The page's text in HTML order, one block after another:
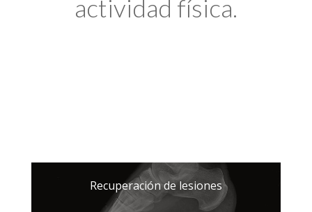
actividad física.
Recuperación de lesiones